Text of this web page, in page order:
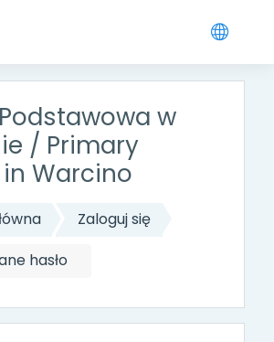
Podstawowa w
/ Primary
Warcino
Zaloguj się
hasło